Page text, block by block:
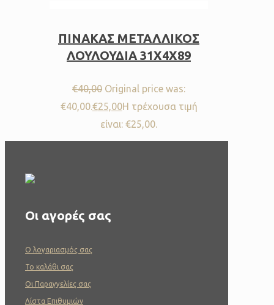
ΠΙΝΑΚΑΣ ΜΕΤΑΛΛΙΚΟΣ
ΛΟΥΛΟΥΔΙΑ 31Χ4X89
€40,00 Original price was:
€40,00.€25,00Η τρέχουσα τιμή
είναι: €25,00.
Οι αγορές σας
O λογαριασμός σας
To καλάθι σας
Οι Παραγγελίες σας
Λίστα Επιθυμιών